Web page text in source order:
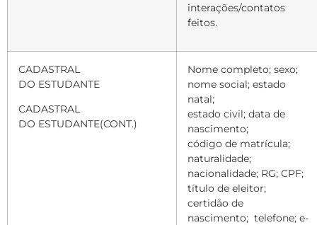
interações/contatos
feitos.
CADASTRAL
DO ESTUDANTE
CADASTRAL
DO ESTUDANTE(CONT.)
Nome completo; sexo;
nome social; estado
natal;
estado civil; data de
nascimento;
código de matrícula;
naturalidade;
nacionalidade; RG; CPF;
título de eleitor;
certidão de
nascimento; telefone; e-